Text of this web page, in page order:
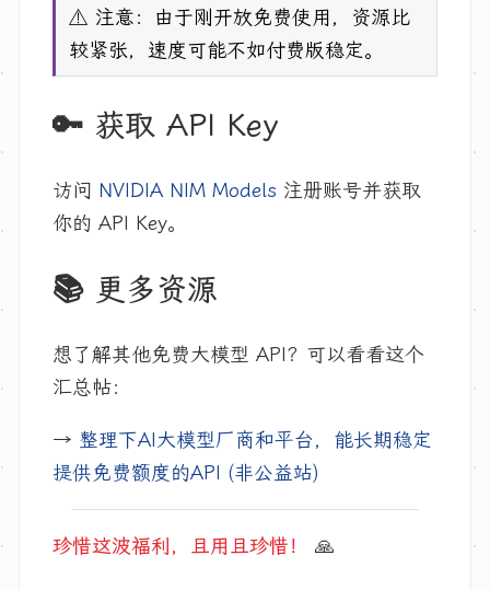
⚠️ 注意：由于刚开放免费使用，资源比
较紧张，速度可能不如付费版稳定。
🔑 获取 API Key
访问 NVIDIA NIM Models 注册账号并获取
你的 API Key。
📚 更多资源
想了解其他免费大模型 API？可以看看这个
汇总帖：
→ 整理下AI大模型厂商和平台，能长期稳定
提供免费额度的API (非公益站)
珍惜这波福利，且用且珍惜！ 🙏